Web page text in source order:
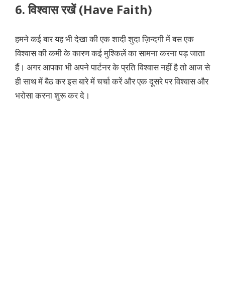
6. विश्वास रखें (Have Faith)
हमने कई बार यह भी देखा की एक शादी शुदा ज़िन्दगी में बस एक
विश्वास की कमी के कारण कई मुश्किलें का सामना करना पड़ जाता
हैं। अगर आपका भी अपने पार्टनर के प्रति विश्वास नहीं है तो आज से
ही साथ में बैठ कर इस बारे में चर्चा करें और एक दूसरे पर विश्वास और
भरोसा करना शुरू कर दे।